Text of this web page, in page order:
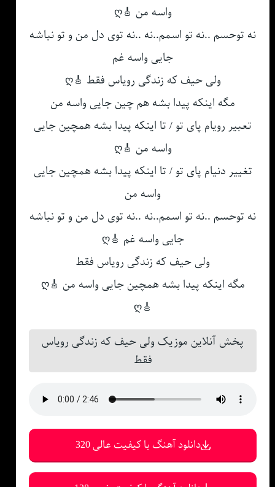
واسه من 🎸ღ
نه توحسم ..نه تو اسمم..نه ..نه توی دل من و تو نباشه
جایی واسه غم
ولی حیف که زندگی رویاس فقط 🎸ღ
مگه اینکه پیدا بشه هم چین جایی واسه من
تعبیر رویام پای تو / تا اینکه پیدا بشه همچین جایی
واسه من 🎸ღ
تغییر دنیام پای تو / تا اینکه پیدا بشه همچین جایی
واسه من
نه توحسم ..نه تو اسمم..نه ..نه توی دل من و تو نباشه
جایی واسه غم 🎸ღ
ولی حیف که زندگی رویاس فقط
مگه اینکه پیدا بشه همچین جایی واسه من 🎸ღ
🎸ღ
پخش آنلاین موزیک ولی حیف که زندگی رویاس
فقط
دانلود آهنگ با کیفیت عالی 320